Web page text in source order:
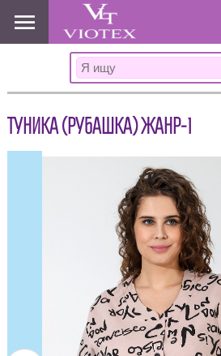
www.viotex37.ru
ТУНИКА (РУБАШКА) ЖАНР-1